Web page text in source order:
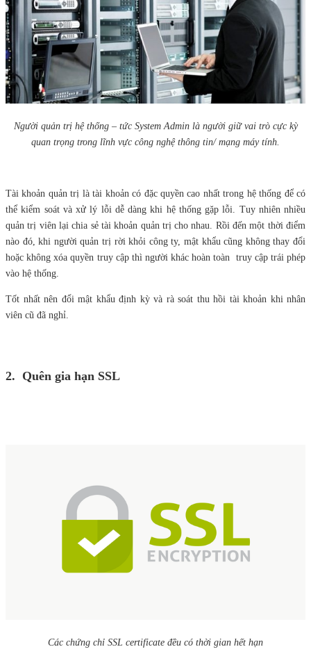
Người quản trị hệ thống – tức System Admin là người giữ vai trò cực kỳ
quan trọng trong lĩnh vực công nghệ thông tin/ mạng máy tính.
Tài khoản quản trị là tài khoản có đặc quyền cao nhất trong hệ thống để có
thể kiểm soát và xử lý lỗi dễ dàng khi hệ thống gặp lỗi. Tuy nhiên nhiều
quản trị viên lại chia sẻ tài khoản quản trị cho nhau. Rồi đến một thời điểm
nào đó, khi người quản trị rời khỏi công ty, mật khẩu cũng không thay đổi
hoặc không xóa quyền truy cập thì người khác hoàn toàn truy cập trái phép
vào hệ thống.
Tốt nhất nên đổi mật khẩu định kỳ và rà soát thu hồi tài khoản khi nhân
viên cũ đã nghỉ.
2. Quên gia hạn SSL
Các chứng chỉ SSL certificate đều có thời gian hết hạn